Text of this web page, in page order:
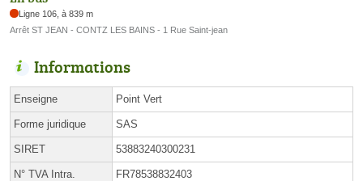
Ligne 106, à 839 m
Arrêt ST JEAN - CONTZ LES BAINS - 1 Rue Saint-jean
Informations
Enseigne Point Vert
Forme juridique SAS
SIRET 53883240300231
N° TVA Intra. FR78538832403